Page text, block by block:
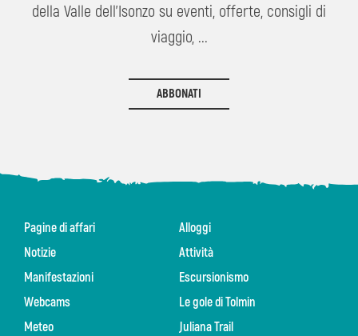
della Valle dell'Isonzo su eventi, offerte, consigli di
viaggio, ...
ABBONATI
Pagine di affari
Notizie
Manifestazioni
Webcams
Meteo
Alloggi
Attività
Escursionismo
Le gole di Tolmin
Juliana Trail